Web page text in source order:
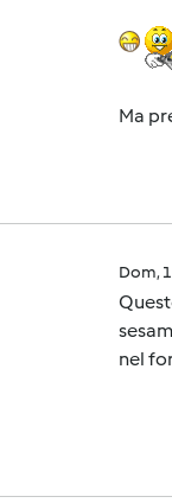
Ma
Dom,
nel